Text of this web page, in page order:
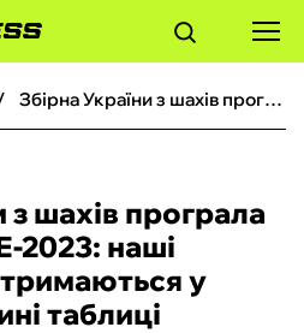
Збірна України з шахів програла Угорщині на ЧЕ-2023: наші дівчата ледве тримаються у верхній половині таблиці
з шахів програла
2023: наші
у
таблиці